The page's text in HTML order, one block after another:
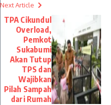
Next Article
TPA Cikundul
Overload,
Pemkot
Sukabumi
Akan Tutup
TPS dan
Wajibkan
Pilah Sampah
dari Rumah